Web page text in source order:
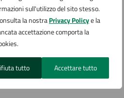
sull'utilizzo del sito stesso.
la nostraPrivacy Policye la
accettazione comporta la
tutto Accettare tutto
sia importante prendersi
ogni giorno. Un
anche a Davide Zanchi del
Martino di Novara e Presidente
- Lesa che ha omaggiato tutti i
zainetti.»
anno!